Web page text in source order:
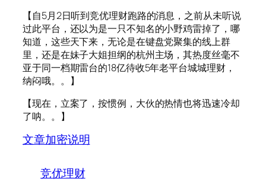
【自5月2日听到竞优理财跑路的消息，之前从未听说
过此平台，还以为是一只不知名的小野鸡雷掉了，哪
知道，这些天下来，无论是在键盘党聚集的线上群
里，还是在妹子大姐担纲的杭州主场，其热度丝毫不
亚于同一档期雷台的18亿待收5年老平台城城理财，
纳闷哦。。】
【现在，立案了，按惯例，大伙的热情也将迅速冷却
了呐。。】
文章加密说明
竞优理财